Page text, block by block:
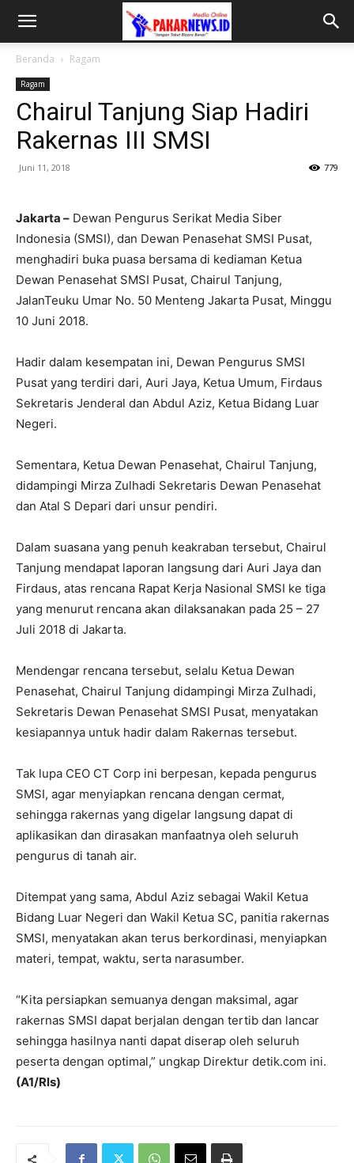
Beranda Ragam
Ragam
Chairul Tanjung Siap Hadiri
Rakernas III SMSI
Juni 11, 2018 779
Jakarta – Dewan Pengurus Serikat Media Siber
Indonesia (SMSI), dan Dewan Penasehat SMSI Pusat,
menghadiri buka puasa bersama di kediaman Ketua
Dewan Penasehat SMSI Pusat, Chairul Tanjung,
JalanTeuku Umar No. 50 Menteng Jakarta Pusat, Minggu
10 Juni 2018.
Hadir dalam kesempatan ini, Dewan Pengurus SMSI
Pusat yang terdiri dari, Auri Jaya, Ketua Umum, Firdaus
Sekretaris Jenderal dan Abdul Aziz, Ketua Bidang Luar
Negeri.
Sementara, Ketua Dewan Penasehat, Chairul Tanjung,
didampingi Mirza Zulhadi Sekretaris Dewan Penasehat
dan Atal S Depari dari unsur pendiri.
Dalam suasana yang penuh keakraban tersebut, Chairul
Tanjung mendapat laporan langsung dari Auri Jaya dan
Firdaus, atas rencana Rapat Kerja Nasional SMSI ke tiga
yang menurut rencana akan dilaksanakan pada 25 – 27
Juli 2018 di Jakarta.
Mendengar rencana tersebut, selalu Ketua Dewan
Penasehat, Chairul Tanjung didampingi Mirza Zulhadi,
Sekretaris Dewan Penasehat SMSI Pusat, menyatakan
kesiapannya untuk hadir dalam Rakernas tersebut.
Tak lupa CEO CT Corp ini berpesan, kepada pengurus
SMSI, agar menyiapkan rencana dengan cermat,
sehingga rakernas yang digelar langsung dapat di
aplikasikan dan dirasakan manfaatnya oleh seluruh
pengurus di tanah air.
Ditempat yang sama, Abdul Aziz sebagai Wakil Ketua
Bidang Luar Negeri dan Wakil Ketua SC, panitia rakernas
SMSI, menyatakan akan terus berkordinasi, menyiapkan
materi, tempat, waktu, serta narasumber.
“Kita persiapkan semuanya dengan maksimal, agar
rakernas SMSI dapat berjalan dengan tertib dan lancar
sehingga hasilnya nanti dapat diserap oleh seluruh
peserta dengan optimal,” ungkap Direktur detik.com ini.
(A1/Rls)